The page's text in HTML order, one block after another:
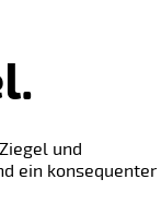
und
ein konsequenter